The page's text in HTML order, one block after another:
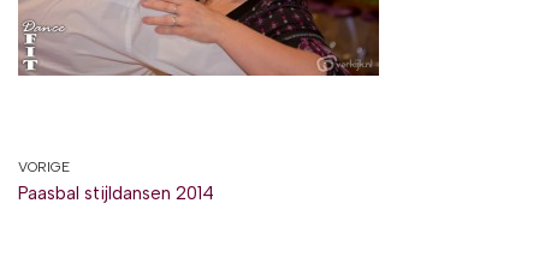
VORIGE
Paasbal stijldansen 2014